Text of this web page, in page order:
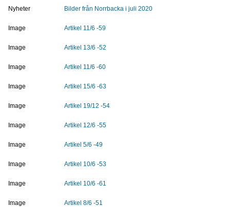
Nyheter Bilder från Norrbacka i juli 2020
Image Artikel 11/6 -59
Image Artikel 13/6 -52
Image Artikel 11/6 -60
Image Artikel 15/6 -63
Image Artikel 19/12 -54
Image Artikel 12/6 -55
Image Artikel 5/6 -49
Image Artikel 10/6 -53
Image Artikel 10/6 -61
Image Artikel 8/6 -51